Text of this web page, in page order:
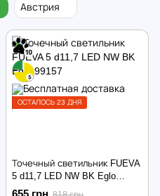
Австрия
ОСТАЛОСЬ 23 ДНЯ
Точечный светильник FUEVA
5 d11,7 LED NW BK Eglo
99157
655 грн